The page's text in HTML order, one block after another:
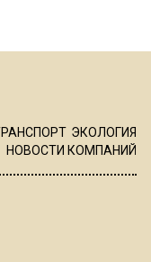
ЭКОЛОГИЯ
НОВОСТИ КОМПАНИЙ